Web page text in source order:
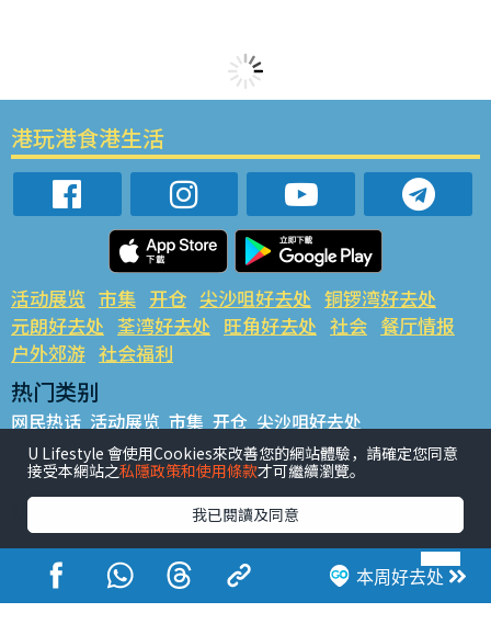
本周好去处
港玩港食港生活
活动展览 市集 开仓 尖沙咀好去处 铜锣湾好去处
元朗好去处 荃湾好去处 旺角好去处 社会 餐厅情报
户外郊游 社会福利
热门类别
网民热话 活动展览 市集 开仓 尖沙咀好去处
铜锣湾好去处 元朗好去处 荃湾好去处 旺角好去处 社会
餐厅情报 户外郊游
热门标签
#UGO揾好去处 #人气活动推介 #美食社群热话
#亲子玩乐好去处
#ULifestyle应用程式
#限时抢
#UJetso礼物放送
#ULifestyle商户中心 #著数 #网络热话
U Lifestyle 會使用Cookies來改善您的網站體驗，請確定您同意
接受本網站之私隱政策和使用條款才可繼續瀏覽。
我已閱讀及同意